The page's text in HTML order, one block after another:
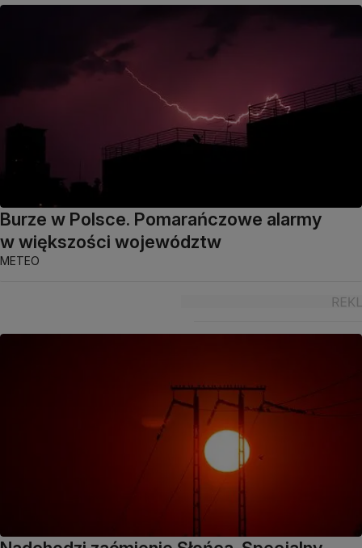
Burze w Polsce. Pomarańczowe alarmy
w większości województw
METEO